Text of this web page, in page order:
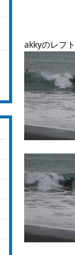
akkyのレフ